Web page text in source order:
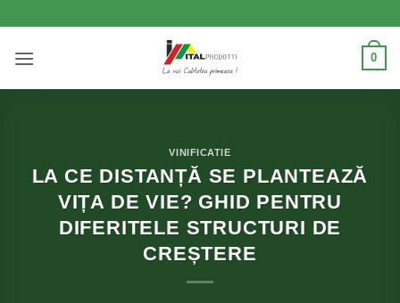
content
0
VINIFICATIE
LA CE DISTANȚĂ SE PLANTEAZĂ
VIȚA DE VIE? GHID PENTRU
DIFERITELE STRUCTURI DE
CREȘTERE